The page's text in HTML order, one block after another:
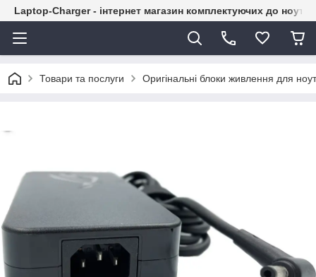
Laptop-Charger - інтернет магазин комплектуючих до
Товари та послуги Оригінальні блоки живлення для